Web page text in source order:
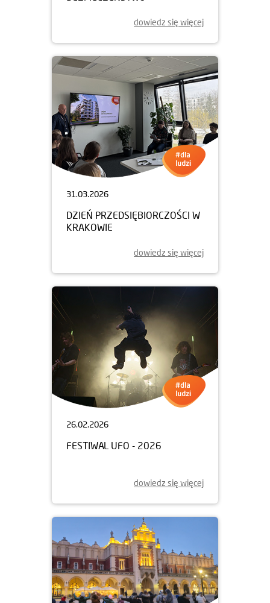
dowiedz się więcej
31.03.2026
DZIEŃ PRZEDSIĘBIORCZOŚCI W
KRAKOWIE
dowiedz się więcej
26.02.2026
FESTIWAL UFO - 2026
dowiedz się więcej